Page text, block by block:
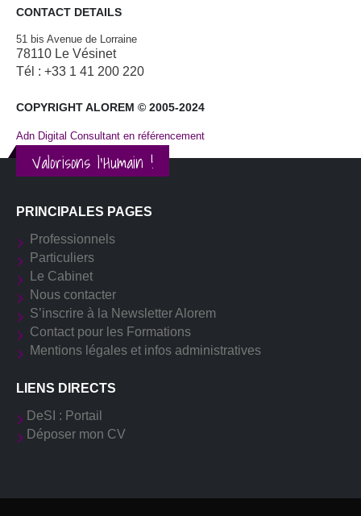
CONTACT DETAILS
51 bis Avenue de Lorraine
78110 Le Vésinet
Tél : +33 1 41 200 220
COPYRIGHT ALOREM © 2005-2024
Adn Digital Consultant en référencement
Valorisons l'Humain !
PRINCIPALES PAGES
Professionnels
Particuliers
Le Cabinet
Nous contacter
S’inscrire à la Newsletter Alorem
Contact pour les Formations
Mentions légales et infos administratives
LIENS DIRECTS
DeSI : Portail
Déposer mon CV